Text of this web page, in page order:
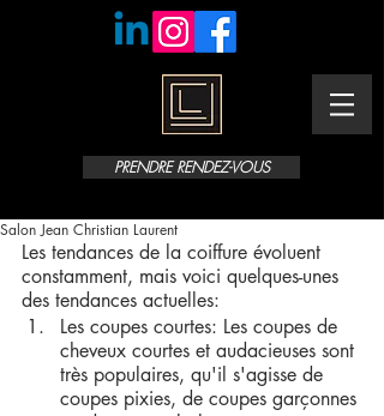
PRENDRE RENDEZ-VOUS
Salon Jean Christian Laurent
Les tendances de la coiffure évoluent
constamment, mais voici quelques-unes
des tendances actuelles:
Les coupes courtes: Les coupes de
cheveux courtes et audacieuses sont
très populaires, qu'il s'agisse de
coupes pixies, de coupes garçonnes